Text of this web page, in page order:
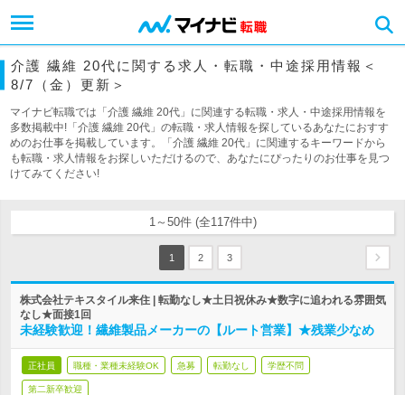
介護 繊維 20代に関する求人・転職・中途採用情報＜
8/7（金）更新＞
マイナビ転職では「介護 繊維 20代」に関連する転職・求人・中途採用情報を
多数掲載中!「介護 繊維 20代」の転職・求人情報を探しているあなたにおすす
めのお仕事を掲載しています。「介護 繊維 20代」に関連するキーワードから
も転職・求人情報をお探しいただけるので、あなたにぴったりのお仕事を見つ
けてみてください!
1～50件 (全117件中)
1 2 3
株式会社テキスタイル来住 | 転勤なし★土日祝休み★数字に追われる雰囲気
なし★面接1回
未経験歓迎！繊維製品メーカーの【ルート営業】★残業少なめ
正社員 職種・業種未経験OK 急募 転勤なし 学歴不問
第二新卒歓迎